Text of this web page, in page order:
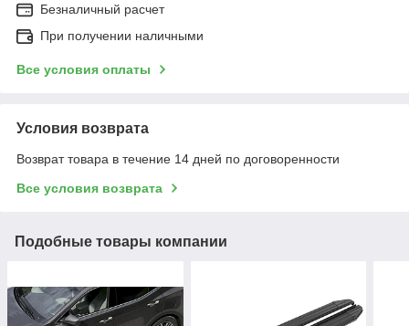
Безналичный расчет
При получении наличными
Все условия оплаты
Условия возврата
Возврат товара в течение 14 дней по договоренности
Все условия возврата
Подобные товары компании